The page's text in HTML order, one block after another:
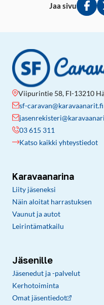
Jaa sivu
Jaa
Viipurintie 58, FI-13210
sf-caravan@karavaanarit.fi
03 615 311
Katso kaikki yhteystiedot
Karavaanarina
Liity jäseneksi
Näin aloitat harrastuksen
Vaunut ja autot
Leirintämatkailu
Jäsenille
Jäsenedut ja -palvelut
Kerhotoiminta
Omat jäsentiedot